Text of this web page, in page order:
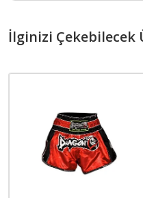
İlginizi Çekebilecek